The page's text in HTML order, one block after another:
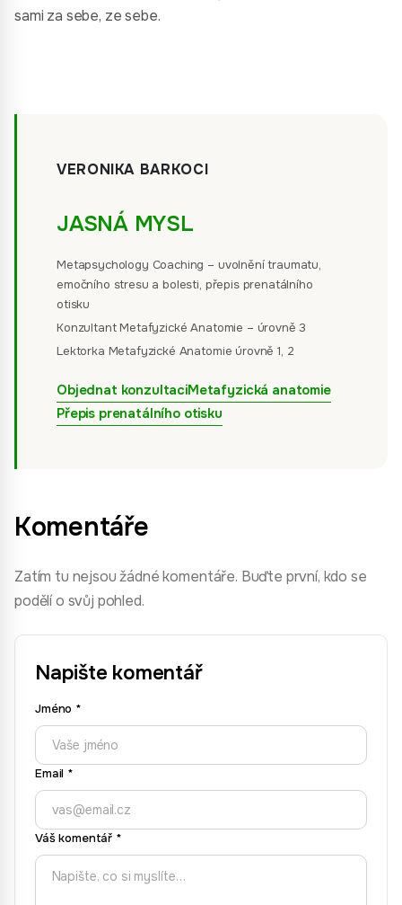
sami za sebe, ze sebe.
VERONIKA BARKOCI
JASNÁ MYSL
Metapsychology Coaching – uvolnění traumatu,
emočního stresu a bolesti, přepis prenatálního
otisku
Konzultant Metafyzické Anatomie – úrovně 3
Lektorka Metafyzické Anatomie úrovně 1, 2
Objednat konzultaciMetafyzická anatomie
Přepis prenatálního otisku
Komentáře
Zatím tu nejsou žádné komentáře. Buďte první, kdo se
podělí o svůj pohled.
Napište komentář
Jméno *
Email *
Váš komentář *